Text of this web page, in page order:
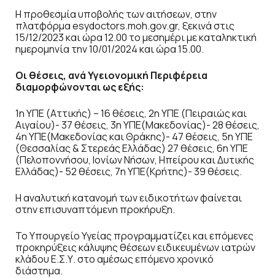
Η προθεσμία υποβολής των αιτήσεων, στην
πλατφόρμα esydoctors.moh.gov.gr, ξεκινά στις
15/12/2023 και ώρα 12.00 το μεσημέρι με καταληκτική
ημερομηνία την 10/01/2024 και ώρα 15.00.
Οι θέσεις, ανά Υγειονομική Περιφέρεια
διαμορφώνονται ως εξής:
1η ΥΠΕ (Αττικής) – 16 θέσεις, 2η ΥΠΕ (Πειραιώς και
Αιγαίου)- 37 θέσεις, 3η ΥΠΕ(Μακεδονίας)- 28 θέσεις,
4η ΥΠΕ(Μακεδονίας και Θράκης)- 47 θέσεις, 5η ΥΠΕ
(Θεσσαλίας & Στερεάς Ελλάδας) 27 θέσεις, 6η ΥΠΕ
(Πελοποννήσου, Ιονίων Νήσων, Ηπείρου και Δυτικής
Ελλάδας)- 52 θέσεις, 7η ΥΠΕ(Κρήτης)- 39 θέσεις.
Η αναλυτική κατανομή των ειδικοτήτων φαίνεται
στην επισυναπτόμενη προκήρυξη.
Το Υπουργείο Υγείας προγραμματίζει και επόμενες
προκηρύξεις κάλυψης θέσεων ειδικευμένων ιατρών
κλάδου Ε.Σ.Υ. στο αμέσως επόμενο χρονικό
διάστημα.